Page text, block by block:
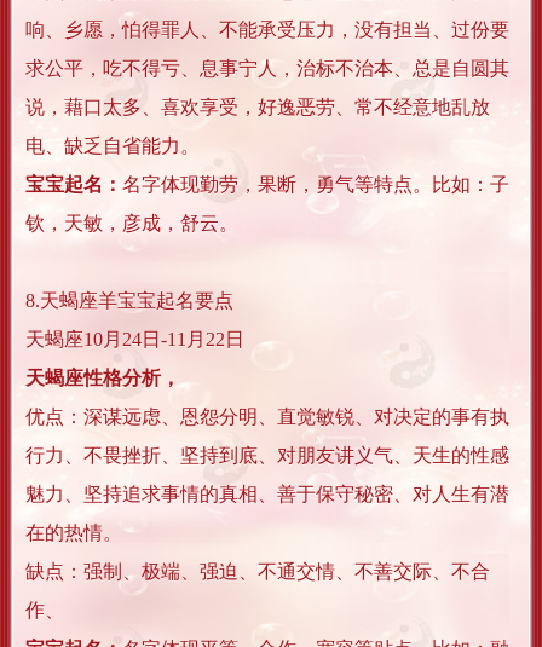
响、乡愿，怕得罪人、不能承受压力，没有担当、过份要
求公平，吃不得亏、息事宁人，治标不治本、总是自圆其
说，藉口太多、喜欢享受，好逸恶劳、常不经意地乱放
电、缺乏自省能力。
宝宝起名： 名字体现勤劳，果断，勇气等特点。比如：子
钦，天敏，彦成，舒云。
8.天蝎座羊宝宝起名要点
天蝎座10月24日-11月22日
天蝎座性格分析，
优点：深谋远虑、恩怨分明、直觉敏锐、对决定的事有执
行力、不畏挫折、坚持到底、对朋友讲义气、天生的性感
魅力、坚持追求事情的真相、善于保守秘密、对人生有潜
在的热情。
缺点：强制、极端、强迫、不通交情、不善交际、不合
作、